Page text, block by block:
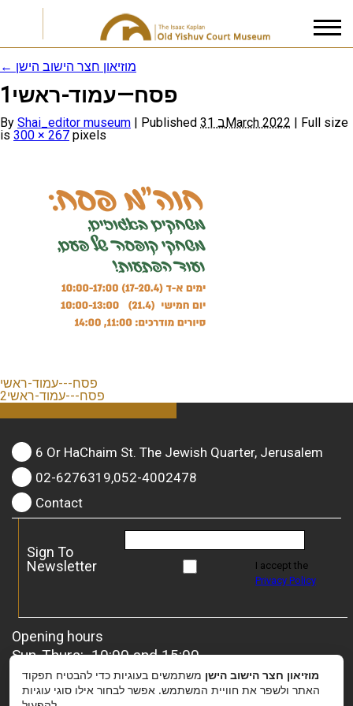
I accept the Privacy Policy
← מוזיאון חצר הישוב הישן
1פסח—עמוד-ראשי
By Shai_editor museum | Published 31 בMarch 2022 | Full size
is 300 × 267 pixels
פסח---עמוד-ראשי
2פסח---עמוד-ראשי
6 Or HaChaim St. The Jewish Quarter, Jerusalem
02-6276319,052-4002478
Contact
Sign To
Newsletter
I accept the
Privacy Policy
Opening hours
Sun-Thurs: 10:00 and 15:00
Friday: 10:00 and 13:00
For groups– it is possible to coordinate a special
מוזיאון חצר הישוב הישן משתמשים בעוגיות כדי להבטיח תפקוד
האתר ולשפר את חוויית המשתמש. אפשר לבחור אילו סוגי עוגיות